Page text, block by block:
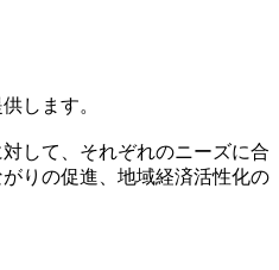
します。
して、それぞれのニーズに合
りの促進、地域経済活性化の